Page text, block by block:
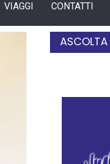
VIAGGI CONTATTI
ASCOLTA